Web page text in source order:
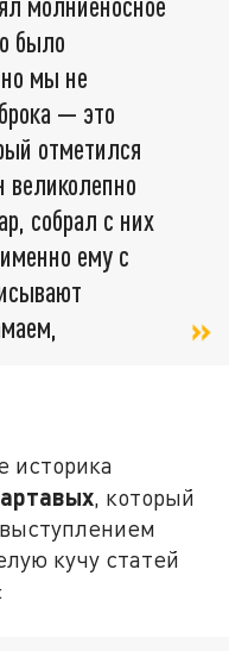
было
мы не
— это
отметился
великолепно
собрал с них
ему с
историка
, который
кучу статей